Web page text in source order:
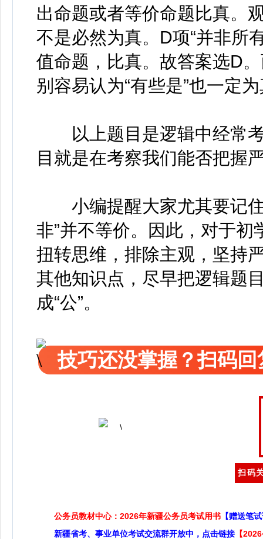
出命题或者等价命题比真。
不是必然为真。D项“并非所
值命题，比真。故答案选D
别容易认为“有些是”也一定
以上题目是逻辑中经常考
目就是在考察我们能否把握
小编提醒大家尤其要记住
非”并不等价。因此，对于
扭转思维，排除主观，坚持
其他知识点，尽早把逻辑题
成“公”。
技巧还没掌握？扫码回
扫码
公务员教材中心：2026年新疆公务员考试用书 【赠送笔
新疆省考、事业单位考试交流群开放中，点击链接 【